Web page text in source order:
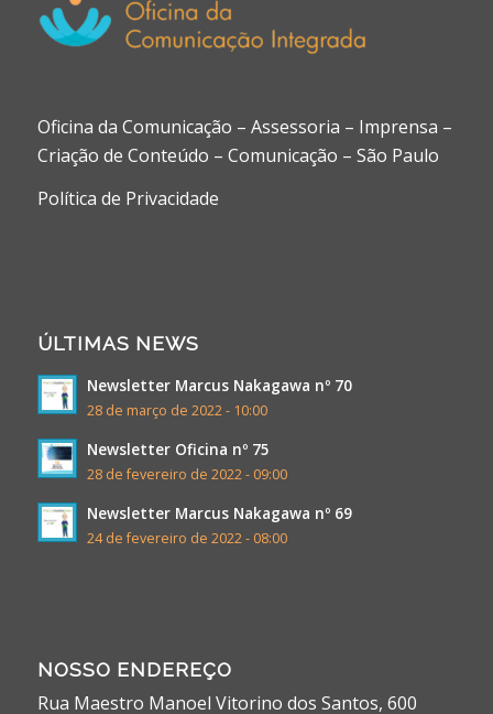
Oficina da Comunicação – Assessoria – Imprensa –
Criação de Conteúdo – Comunicação – São Paulo
Política de Privacidade
ÚLTIMAS NEWS
Newsletter Marcus Nakagawa nº 70
28 de março de 2022 - 10:00
Newsletter Oficina nº 75
28 de fevereiro de 2022 - 09:00
Newsletter Marcus Nakagawa nº 69
24 de fevereiro de 2022 - 08:00
NOSSO ENDEREÇO
Rua Maestro Manoel Vitorino dos Santos, 600